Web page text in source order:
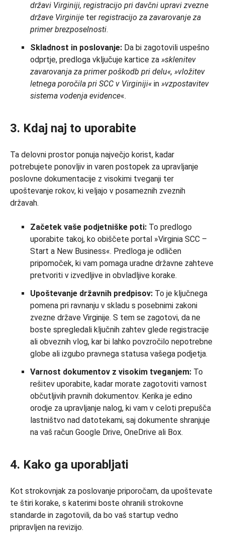
državi Virginiji, registracijo pri davčni upravi zvezne
države Virginije ter registracijo za zavarovanje za
primer brezposelnosti.
Skladnost in poslovanje: Da bi zagotovili uspešno
odprtje, predloga vključuje kartice za »sklenitev
zavarovanja za primer poškodb pri delu«, »vložitev
letnega poročila pri SCC v Virginiji« in »vzpostavitev
sistema vodenja evidence«.
3. Kdaj naj to uporabite
Ta delovni prostor ponuja največjo korist, kadar
potrebujete ponovljiv in varen postopek za upravljanje
poslovne dokumentacije z visokimi tveganji ter
upoštevanje rokov, ki veljajo v posameznih zveznih
državah.
Začetek vaše podjetniške poti: To predlogo
uporabite takoj, ko obiščete portal »Virginia SCC –
Start a New Business«. Predloga je odličen
pripomoček, ki vam pomaga uradne državne zahteve
pretvoriti v izvedljive in obvladljive korake.
Upoštevanje državnih predpisov: To je ključnega
pomena pri ravnanju v skladu s posebnimi zakoni
zvezne države Virginije. S tem se zagotovi, da ne
boste spregledali ključnih zahtev glede registracije
ali obveznih vlog, kar bi lahko povzročilo nepotrebne
globe ali izgubo pravnega statusa vašega podjetja.
Varnost dokumentov z visokim tveganjem: To
rešitev uporabite, kadar morate zagotoviti varnost
občutljivih pravnih dokumentov. Kerika je edino
orodje za upravljanje nalog, ki vam v celoti prepušča
lastništvo nad datotekami, saj dokumente shranjuje
na vaš račun Google Drive, OneDrive ali Box.
4. Kako ga uporabljati
Kot strokovnjak za poslovanje priporočam, da upoštevate
te štiri korake, s katerimi boste ohranili strokovne
standarde in zagotovili, da bo vaš startup vedno
pripravljen na revizijo.